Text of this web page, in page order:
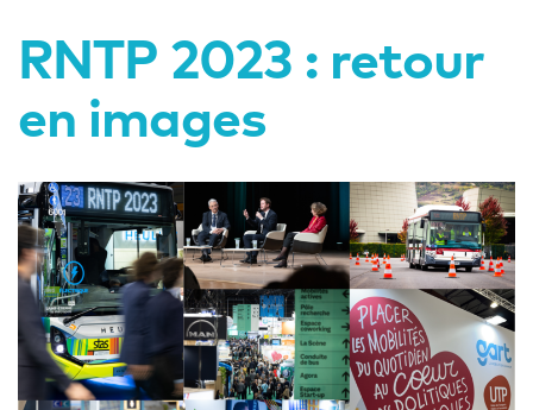
RNTP 2023 : retour
en images